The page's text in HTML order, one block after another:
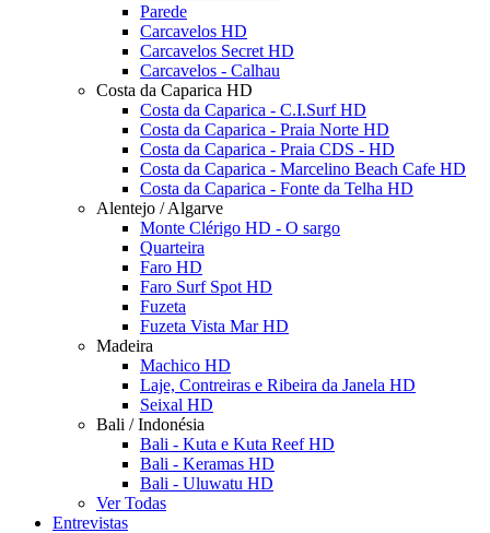
Parede
Carcavelos HD
Carcavelos Secret HD
Carcavelos - Calhau
Costa da Caparica HD
Costa da Caparica - C.I.Surf HD
Costa da Caparica - Praia Norte HD
Costa da Caparica - Praia CDS - HD
Costa da Caparica - Marcelino Beach Cafe HD
Costa da Caparica - Fonte da Telha HD
Alentejo / Algarve
Monte Clérigo HD - O sargo
Quarteira
Faro HD
Faro Surf Spot HD
Fuzeta
Fuzeta Vista Mar HD
Madeira
Machico HD
Laje, Contreiras e Ribeira da Janela HD
Seixal HD
Bali / Indonésia
Bali - Kuta e Kuta Reef HD
Bali - Keramas HD
Bali - Uluwatu HD
Ver Todas
Entrevistas